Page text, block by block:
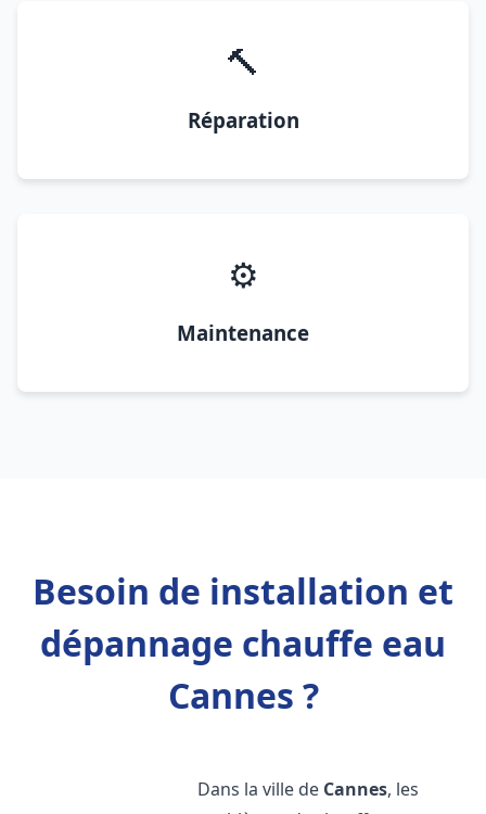
🔨
Réparation
⚙️
Maintenance
Besoin de installation et
dépannage chauffe eau
Cannes ?
Dans la ville de Cannes, les